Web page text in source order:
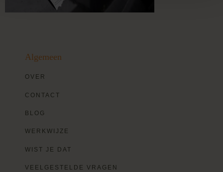
Algemeen
OVER
CONTACT
BLOG
WERKWIJZE
WIST JE DAT
VEELGESTELDE VRAGEN